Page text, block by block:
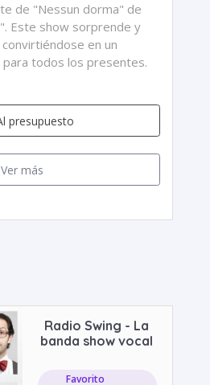
de "Nessun dorma" de
Este show sorprende y
en un
todos los presentes.
presupuesto
Ver más
Radio Swing - La
banda show vocal
Favorito